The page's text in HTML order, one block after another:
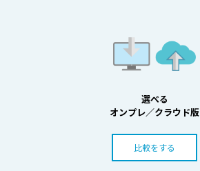
選べる
オンプレ／クラウド版
比較をする